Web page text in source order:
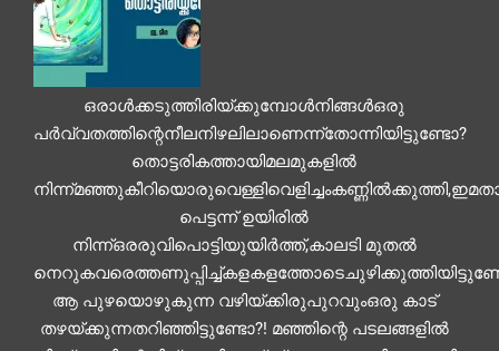
ഒരാൾക്കടുത്തിരിയ്ക്കുമ്പോൾനിങ്ങൾഒരു
പർവ്വതത്തിന്റെനീലനിഴലിലാണെന്ന്തോന്നിയിട്ടുണ്ടോ?
തൊട്ടരികത്തായിമലമുകളിൽ
പെട്ടന്ന് ഉയിരിൽ
നിന്ന്ഒരരുവിപൊട്ടിയുയിർത്ത്,കാലടി മുതൽ
ആ പുഴയൊഴുകുന്ന വഴിയ്ക്കിരുപുറവുംഒരു കാട്
തഴയ്ക്കുന്നതറിഞ്ഞിട്ടുണ്ടോ?! മഞ്ഞിന്റെ പടലങ്ങളിൽ